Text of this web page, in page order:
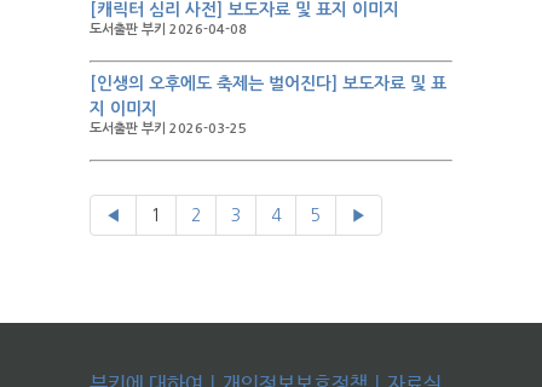
[캐릭터 심리 사전] 보도자료 및 표지 이미지
도서출판 부키 2026-04-08
[인생의 오후에도 축제는 벌어진다] 보도자료 및 표
지 이미지
도서출판 부키 2026-03-25
◀ 1 2 3 4 5 ▶